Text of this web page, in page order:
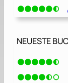
NEUESTE